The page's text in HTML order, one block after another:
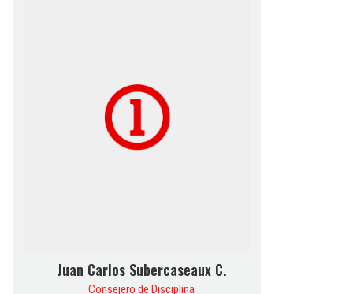
Juan Carlos Subercaseaux C.
Consejero de Disciplina